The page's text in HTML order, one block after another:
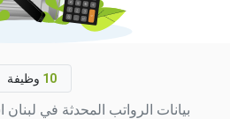
10وظيفة